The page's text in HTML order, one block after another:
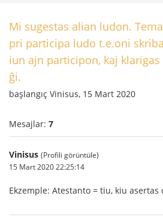
Mi sugestas alian ludon.
pri participa ludo t.e.oni
iun ajn participon, kaj klarigas
ĝi.
başlangıç Vinisus, 15 Mart 2020
Mesajlar: 7
Vinisus (Profili görüntüle)
15 Mart 2020 22:25:14
Ekzemple: Atestanto = tiu, kiu